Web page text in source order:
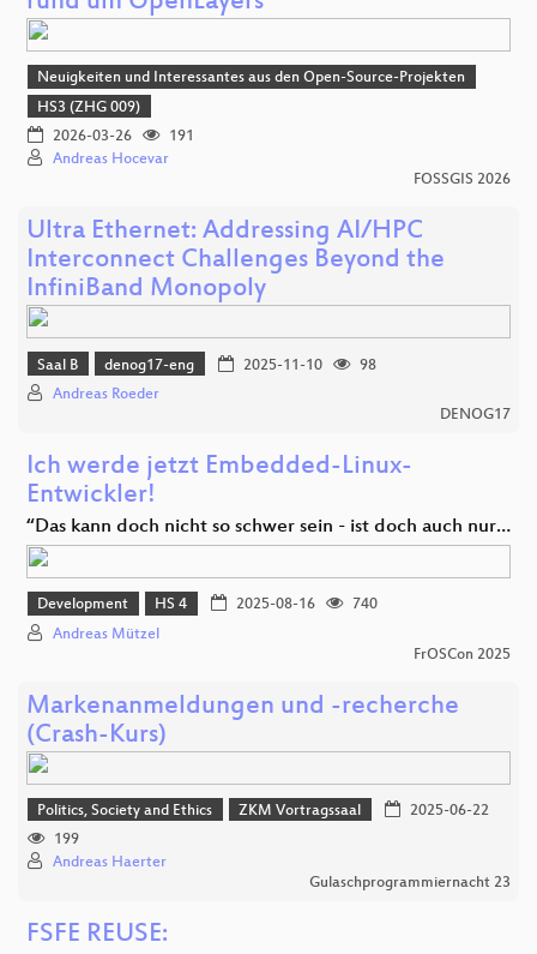
Neuigkeiten und Interessantes aus den Open-Source-Projekten
HS3 (ZHG 009)
2026-03-26
191
Andreas Hocevar
FOSSGIS 2026
Ultra Ethernet: Addressing AI/HPC
Interconnect Challenges Beyond the
InfiniBand Monopoly
Saal B denog17-eng 2025-11-10
98
Andreas Roeder
DENOG17
Ich werde jetzt Embedded-Linux-
Entwickler!
“Das kann doch nicht so schwer sein - ist doch auch nur…
Development HS 4 2025-08-16
740
Andreas Mützel
FrOSCon 2025
Markenanmeldungen und -recherche
(Crash-Kurs)
Politics, Society and Ethics ZKM Vortragssaal
2025-06-22
199
Andreas Haerter
Gulaschprogrammiernacht 23
FSFE REUSE: